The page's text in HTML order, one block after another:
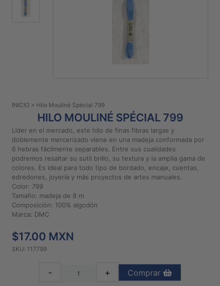
NOVEDADES
Preguntas
Aviso De
Privacidad
Políticas
Compra
Diseños
INICIO > Hilo Mouliné Spécial 799
HILO MOULINÉ SPÉCIAL 799
Líder en el mercado, este hilo de finas fibras largas y
doblemente mercerizado viene en una madeja conformada por
6 hebras fácilmente separables. Entre sus cualidades
podremos resaltar su sutil brillo, su textura y la amplia gama de
colores. Es ideal para todo tipo de bordado, encaje, cuentas,
edredones, joyería y más proyectos de artes manuales.
Color: 799
Tamaño: madeja de 8 m
Composición: 100% algodón
Marca: DMC
$17.00 MXN
SKU: 117799
- + Comprar